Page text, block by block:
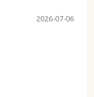
2026-07-06